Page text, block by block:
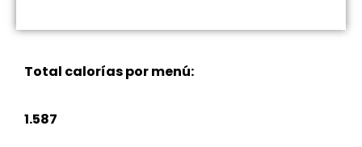
Total calorías por menú:
1.587